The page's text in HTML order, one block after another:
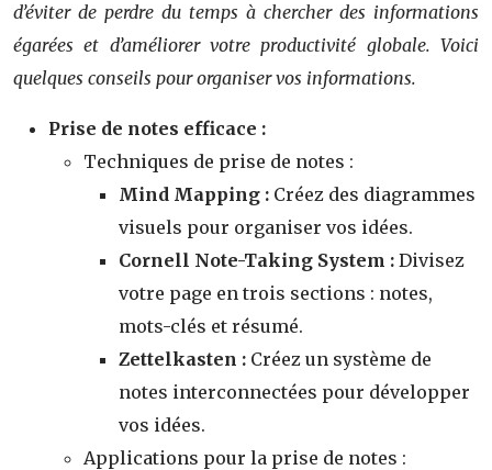
d’éviter de perdre du temps à chercher des informations
égarées et d’améliorer votre productivité globale. Voici
quelques conseils pour organiser vos informations.
Prise de notes efficace :
Techniques de prise de notes :
Mind Mapping : Créez des diagrammes
visuels pour organiser vos idées.
Cornell Note-Taking System : Divisez
votre page en trois sections : notes,
mots-clés et résumé.
Zettelkasten : Créez un système de
notes interconnectées pour développer
vos idées.
Applications pour la prise de notes :